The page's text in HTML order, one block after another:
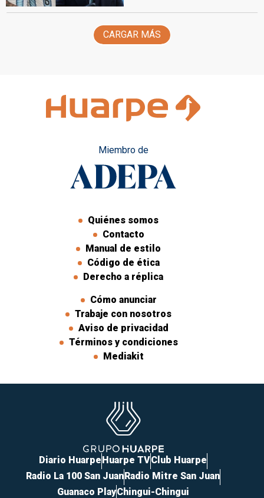
mejor dupla"
CARGAR MÁS
Miembro de
Quiénes somos
Contacto
Manual de estilo
Código de ética
Derecho a réplica
Cómo anunciar
Trabaje con nosotros
Aviso de privacidad
Términos y condiciones
Mediakit
Diario HuarpeHuarpe TVClub Huarpe
Radio La 100 San JuanRadio Mitre San Juan
Guanaco PlayChingui-Chingui